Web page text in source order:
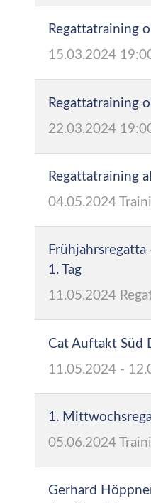
Regattatraining
15.03.2024
Regattatraining
22.03.2024
Regattatraining
04.05.2024
1. Tag
11.05.2024
Cat Auftakt Süd
11.05.2024 -
1.
05.06.2024
Gerhard